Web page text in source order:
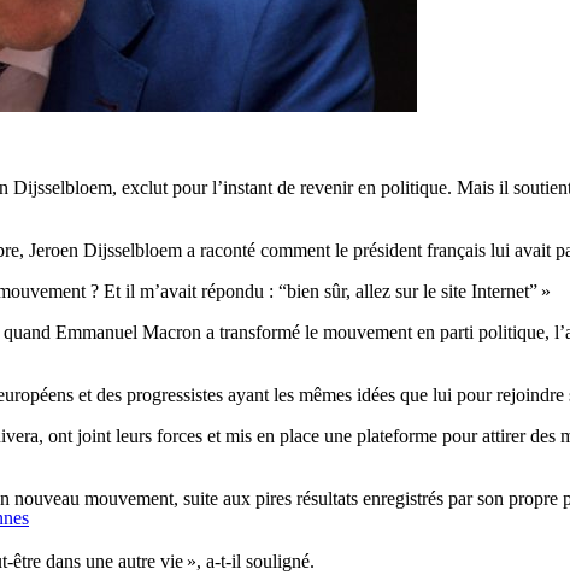
Dijsselbloem, exclut pour l’instant de revenir en politique. Mais il
Jeroen Dijsselbloem a raconté comment le président français lui avait
? Et il m’avait répondu : “bien sûr, allez sur le site Internet” »
Emmanuel Macron a transformé le mouvement en parti politique,
et des progressistes ayant les mêmes idées que lui pour rejoindre
ont joint leurs forces et mis en place une plateforme pour attirer des
mouvement, suite aux pires résultats enregistrés par son
être dans une autre vie », a-t-il souligné.